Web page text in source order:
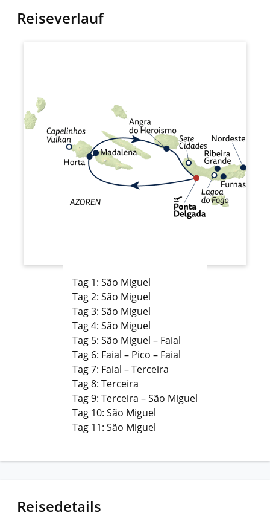
Reiseverlauf
Tag 1: São Miguel
Tag 2: São Miguel
Tag 3: São Miguel
Tag 4: São Miguel
Tag 5: São Miguel – Faial
Tag 6: Faial – Pico – Faial
Tag 7: Faial – Terceira
Tag 8: Terceira
Tag 9: Terceira – São Miguel
Tag 10: São Miguel
Tag 11: São Miguel
Reisedetails